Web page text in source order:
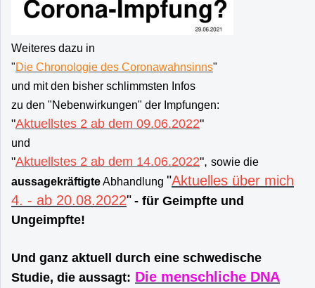
Weiteres dazu in
"Die Chronologie des Coronawahnsinns"
und mit den bisher schlimmsten Infos
zu den "Nebenwirkungen" der Impfungen:
"Aktuellstes 2 ab dem 09.06.2022"
und
"Aktuellstes 2 ab dem 14.06.2022", sowie die
aussagekräftigteAbhandlung "Aktuelles über mich
4. - ab 20.08.2022" - für Geimpfte und
Ungeimpfte!
Und ganz aktuell durch eine schwedische
Studie, die aussagt: Die menschliche DNA